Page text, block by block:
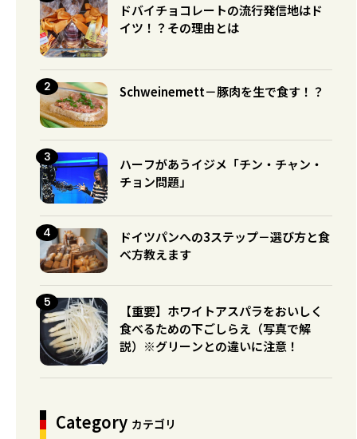
ドバイチョコレートの流行発信地はド
イツ！？その理由とは
Schweinemett－豚肉を生で食す！？
ハーフがあうイジメ「チン・チャン・
チョン問題」
ドイツパンへの3ステップ－選び方と食
べ方教えます
【重要】ホワイトアスパラをおいしく
食べるための下ごしらえ（写真で解
説）※グリーンとの違いに注意！
Category カテゴリ